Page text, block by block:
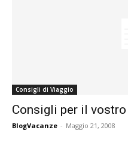
Consigli di Viaggio
Consigli per il
BlogVacanze - Maggio 21, 2008